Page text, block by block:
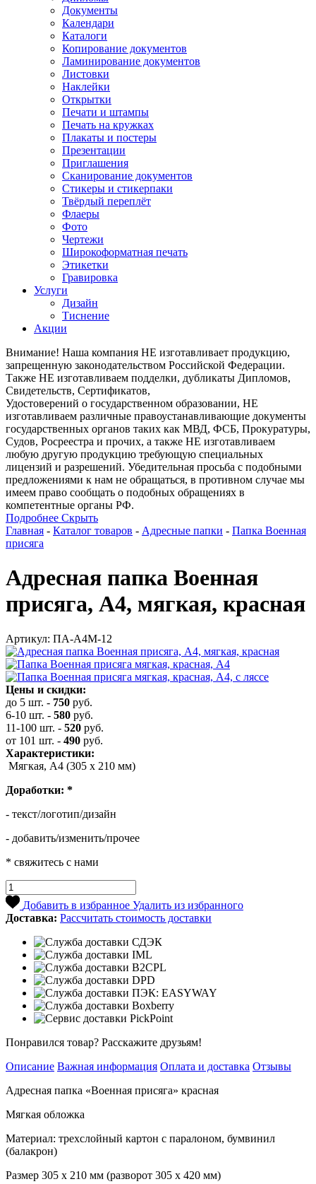
Документы
Календари
Каталоги
Копирование документов
Ламинирование документов
Листовки
Наклейки
Открытки
Печати и штампы
Печать на кружках
Плакаты и постеры
Презентации
Приглашения
Сканирование документов
Стикеры и стикерпаки
Твёрдый переплёт
Флаеры
Фото
Чертежи
Широкоформатная печать
Этикетки
Гравировка
Услуги
Дизайн
Тиснение
Акции
Внимание! Наша компания НЕ изготавливает продукцию,
запрещенную законодательством Российской Федерации.
Также НЕ изготавливаем подделки, дубликаты Дипломов,
Свидетельств, Сертификатов,
Удостоверений о государственном образовании, НЕ
изготавливаем различные правоустанавливающие документы
государственных органов таких как МВД, ФСБ, Прокуратуры,
Судов, Росреестра и прочих, а также НЕ изготавливаем
любую другую продукцию требующую специальных
лицензий и разрешений. Убедительная просьба с подобными
предложениями к нам не обращаться, в противном случае мы
имеем право сообщать о подобных обращениях в
компетентные органы РФ.
Подробнее Скрыть
Главная - Каталог товаров - Адресные папки - Папка Военная
присяга
Адресная папка Военная
присяга, А4, мягкая, красная
Артикул: ПА-А4М-12
Цены и скидки:
до 5 шт. - 750 руб.
6-10 шт. - 580 руб.
11-100 шт. - 520 руб.
от 101 шт. - 490 руб.
Характеристики:
Мягкая, А4 (305 х 210 мм)
Доработки: *
- текст/логотип/дизайн
- добавить/изменить/прочее
* свяжитесь с нами
Добавить в избранное Удалить из избранного
Доставка: Рассчитать стоимость доставки
Понравился товар? Расскажите друзьям!
Описание Важная информация Оплата и доставка Отзывы
Адресная папка «Военная присяга» красная
Мягкая обложка
Материал: трехслойный картон с паралоном, бумвинил
(балакрон)
Размер 305 х 210 мм (разворот 305 х 420 мм)